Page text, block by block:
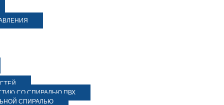
СО СПИРАЛЬЮ ПВХ
СПИРАЛЬЮ